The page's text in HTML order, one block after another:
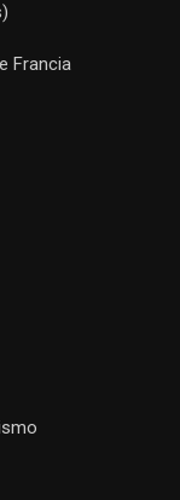
Francia